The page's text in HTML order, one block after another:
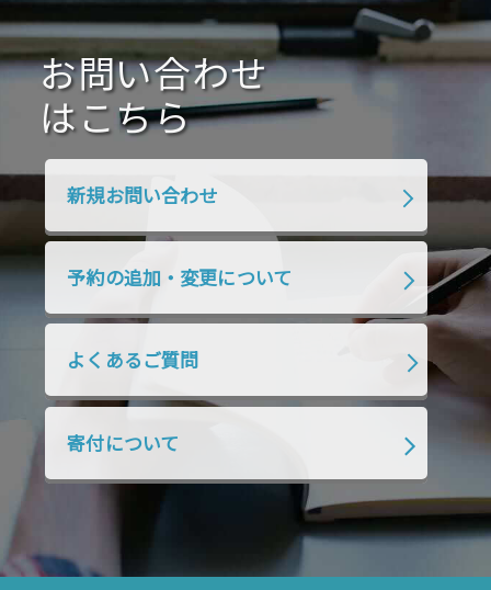
2020年10月 2020年9月 2020年8月
2020年7月 2020年6月 2020年5月
2020年4月 2020年3月 2020年2月
2019年9月
2019年4月
2018年7月 2018年6月
2018年4月 2018年3月 2018年2月
2018年1月 2017年12月
2017年10月 2017年9月 2017年8月
2017年5月
2017年4月
お問い合わせ
はこちら
新規お問い合わせ
予約の追加・変更について
よくあるご質問
寄付について